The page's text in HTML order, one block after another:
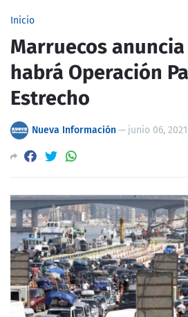
Inicio
Marruecos
habrá Operación
Estrecho
Nueva Información— junio 06, 2021